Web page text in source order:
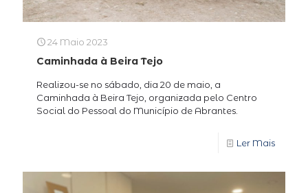
24 Maio 2023
Caminhada à Beira Tejo
Realizou-se no sábado, dia 20 de maio, a
Caminhada à Beira Tejo, organizada pelo Centro
Social do Pessoal do Município de Abrantes.
Ler Mais